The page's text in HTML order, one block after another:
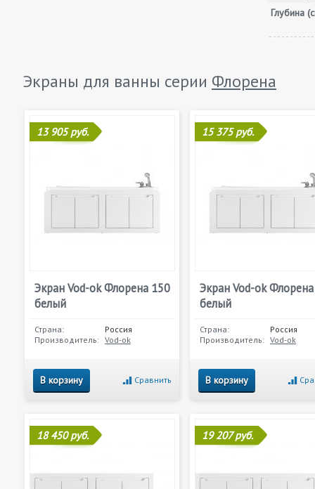
Глубина
Экраны для ванны серии Флорена
13 905 руб.
Экран Vod-ok Флорена 150
белый
Страна:
Россия
Производитель: Vod-ok
В корзину Сравнить
15 375 руб.
Экран Vod-ok
белый
Страна:
Россия
Производитель: Vod-ok
В корзину
18 450 руб. 19 207 руб.